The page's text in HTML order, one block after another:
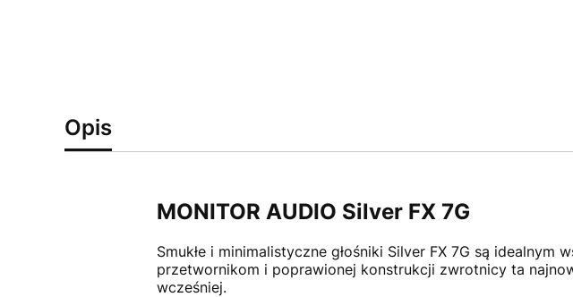
Opis
MONITOR AUDIO Silver FX 7G
Smukłe i minimalistyczne głośniki Silver FX 7G są
przetwornikom i poprawionej konstrukcji zwrotnicy ta
wcześniej.